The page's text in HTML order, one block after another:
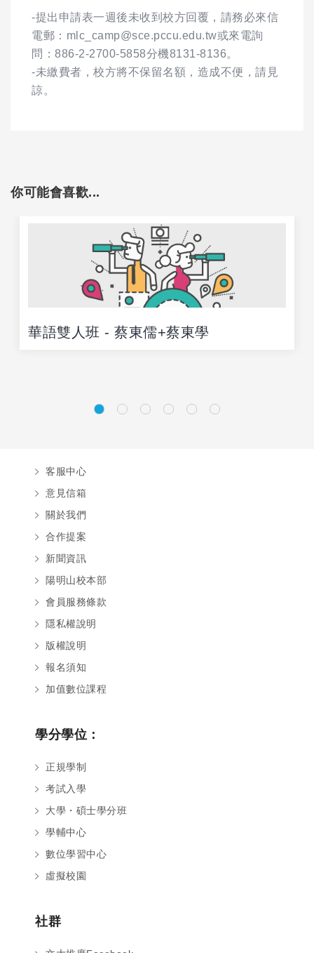
-提出申請表一週後未收到校方回覆，請務必來信
電郵：mlc_camp@sce.pccu.edu.tw或來電詢
問：886-2-2700-5858分機8131-8136。
-未繳費者，校方將不保留名額，造成不便，請見
諒。
你可能會喜歡...
華語雙人班 - 蔡東儒+蔡東學
客服中心
意見信箱
關於我們
合作提案
新聞資訊
陽明山校本部
會員服務條款
隱私權說明
版權說明
報名須知
加值數位課程
學分學位：
正規學制
考試入學
大學・碩士學分班
學輔中心
數位學習中心
虛擬校園
社群